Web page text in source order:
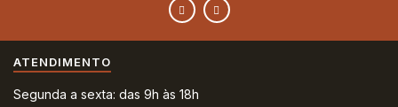
ATENDIMENTO
Segunda a sexta: das 9h às 18h